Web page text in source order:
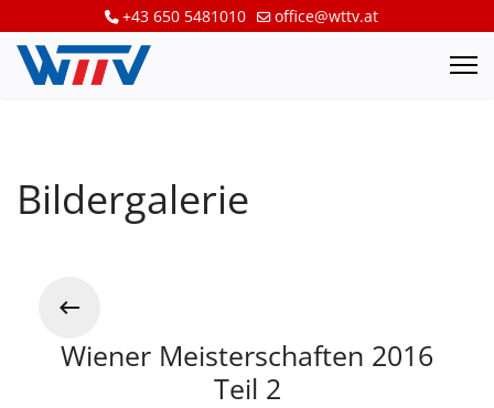
+43 650 5481010 office@wttv.at
Bildergalerie
Wiener Meisterschaften 2016
Teil 2